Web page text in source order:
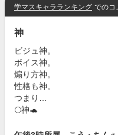
学マスキャラランキング でのコ
神
ビジュ神。
ボイス神。
煽り方神。
性格も神。
つまり…
🌕神🐢